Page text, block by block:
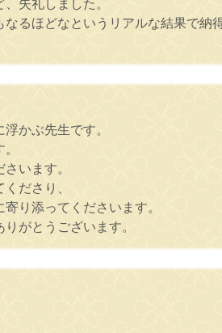
るほどなというリアルな結果で納
かぶ先生です。
います。
ださり、
り添ってくださいます。
がとうございます。